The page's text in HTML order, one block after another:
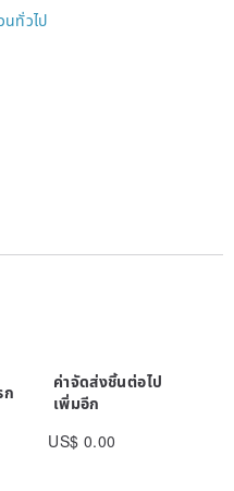
นทั่วไป
ก
ค่าจัดส่งชิ้นต่อไป
เพิ่มอีก
US$ 0.00